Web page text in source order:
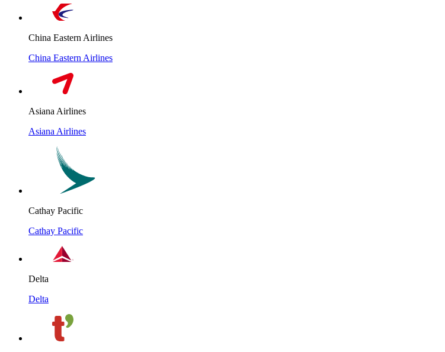
China Eastern Airlines
China Eastern Airlines
Asiana Airlines
Asiana Airlines
Cathay Pacific
Cathay Pacific
Delta
Delta